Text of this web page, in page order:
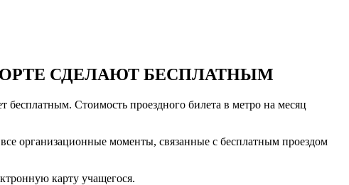
СДЕЛАЮТ БЕСПЛАТНЫМ
бесплатным. Стоимость проездного билета в метро на месяц
организационные моменты, связанные с бесплатным проездом
карту учащегося.